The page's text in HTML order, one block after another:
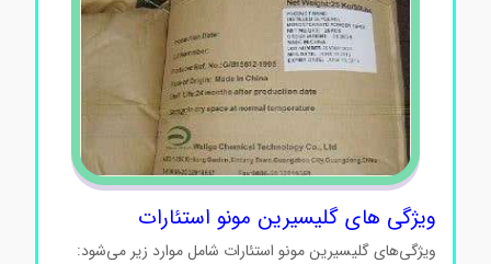
ویژگی های گلیسیرین مونو استئارات
ویژگی‌های گلیسیرین مونو استئارات شامل موارد زیر می‌شود: